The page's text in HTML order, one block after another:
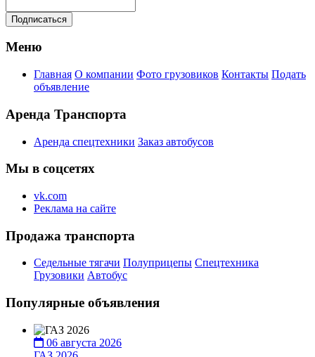
Меню
Главная О компании Фото грузовиков Контакты Подать
объявление
Аренда Транспорта
Аренда спецтехники Заказ автобусов
Мы в соцсетях
vk.com
Реклама на сайте
Продажа транспорта
Седельные тягачи Полуприцепы Спецтехника
Грузовики Автобус
Популярные объявления
06 августа 2026